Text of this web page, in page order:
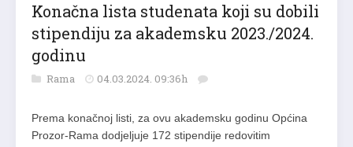
Konačna lista studenata koji su dobili
stipendiju za akademsku 2023./2024.
godinu
Rama 04.03.2024. 09:36h
Prema konačnoj listi, za ovu akademsku godinu Općina
Prozor-Rama dodjeljuje 172 stipendije redovitim